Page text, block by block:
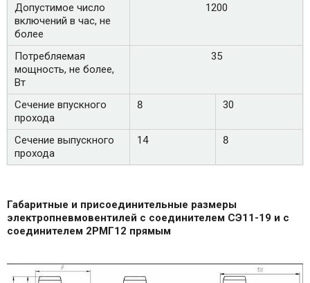
Допустимое число
включений в час, не
более
1200
Потребляемая
мощность, не более,
Вт
35
Сечение впускного
прохода
8 30
Сечение выпускного
прохода
14 8
Габаритные и присоединительные размеры
электропневмовентилей с соединителем СЭ11-19 и с
соединителем 2РМГ12 прямым